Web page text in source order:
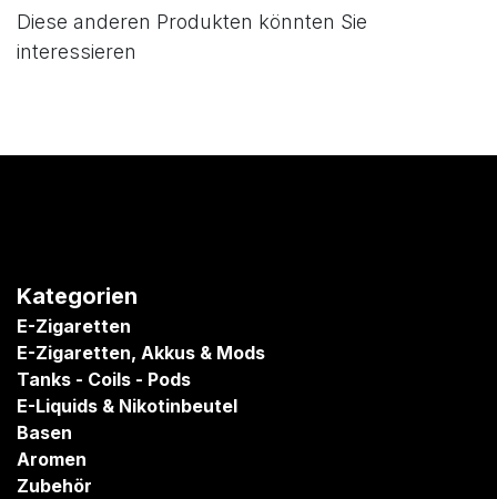
Diese anderen Produkten könnten Sie
interessieren
Kategorien
E-Zigaretten
E-Zigaretten, Akkus & Mods
Tanks - Coils - Pods
E-Liquids & Nikotinbeutel
Basen
Aromen
Zubehör